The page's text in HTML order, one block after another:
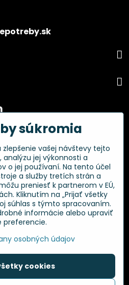
súkromia
vašej návštevy tejto
analýzu jej výkonnosti a
o jej používaní. Na tento účel
a služby tretích strán a
preniesť k partnerom v EÚ,
Kliknutím na „Prijať všetky
súhlas s týmto spracovaním.
informácie alebo upraviť
preferencie.
osobných údajov
cookies